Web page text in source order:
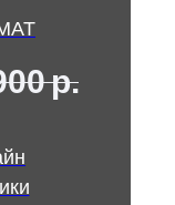
р.